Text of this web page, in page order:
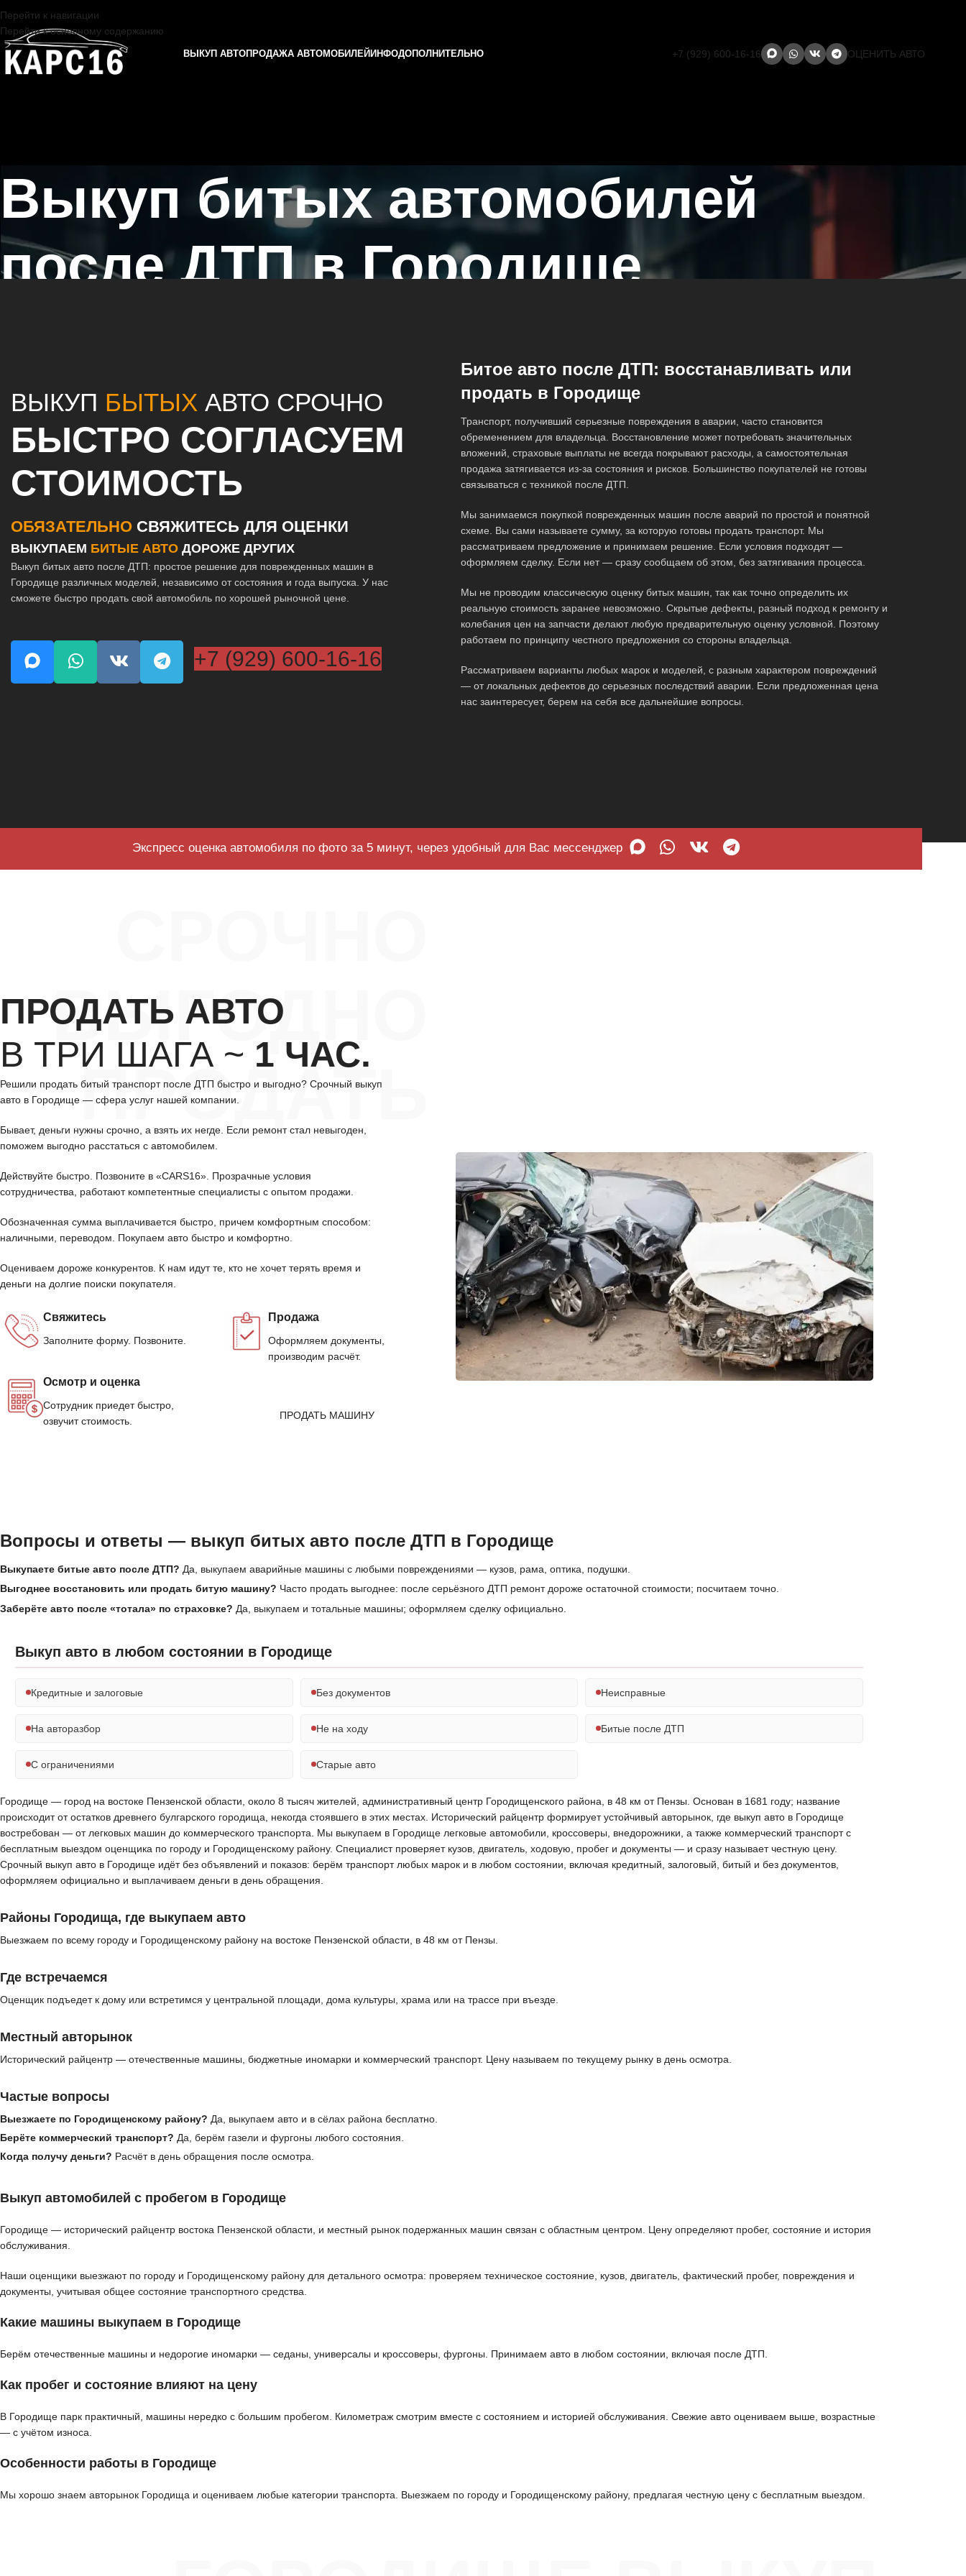
Перейти к навигации
Перейти к основному содержанию
ВЫКУП АВТОПРОДАЖА АВТОМОБИЛЕЙ ИНФОДОПОЛНИТЕЛЬНО +7 (929) 600-16-16 ОЦЕНИТЬ АВТО
Выкуп битых автомобилей
после ДТП в Городище
ВЫКУП БЫТЫХ АВТО СРОЧНО
БЫСТРО СОГЛАСУЕМ
СТОИМОСТЬ
ОБЯЗАТЕЛЬНО СВЯЖИТЕСЬ ДЛЯ ОЦЕНКИ
ВЫКУПАЕМ БИТЫЕ АВТО ДОРОЖЕ ДРУГИХ
Выкуп битых авто после ДТП: простое решение для поврежденных машин в
Городище различных моделей, независимо от состояния и года выпуска. У нас
сможете быстро продать свой автомобиль по хорошей рыночной цене.
+7 (929) 600-16-16
Битое авто после ДТП: восстанавливать или
продать в Городище
Транспорт, получивший серьезные повреждения в аварии, часто становится
обременением для владельца. Восстановление может потребовать значительных
вложений, страховые выплаты не всегда покрывают расходы, а самостоятельная
продажа затягивается из-за состояния и рисков. Большинство покупателей не готовы
связываться с техникой после ДТП.
Мы занимаемся покупкой поврежденных машин после аварий по простой и понятной
схеме. Вы сами называете сумму, за которую готовы продать транспорт. Мы
рассматриваем предложение и принимаем решение. Если условия подходят —
оформляем сделку. Если нет — сразу сообщаем об этом, без затягивания процесса.
Мы не проводим классическую оценку битых машин, так как точно определить их
реальную стоимость заранее невозможно. Скрытые дефекты, разный подход к ремонту и
колебания цен на запчасти делают любую предварительную оценку условной. Поэтому
работаем по принципу честного предложения со стороны владельца.
Рассматриваем варианты любых марок и моделей, с разным характером повреждений
— от локальных дефектов до серьезных последствий аварии. Если предложенная цена
нас заинтересует, берем на себя все дальнейшие вопросы.
Экспресс оценка автомобиля по фото за 5 минут, через удобный для Вас мессенджер
ВЫГОДНО
ПРОДАТЬ
ПРОДАТЬ АВТО
В ТРИ ШАГА ~ 1 ЧАС.
Решили продать битый транспорт после ДТП быстро и выгодно? Срочный выкуп
авто в Городище — сфера услуг нашей компании.
Бывает, деньги нужны срочно, а взять их негде. Если ремонт стал невыгоден,
поможем выгодно расстаться с автомобилем.
Действуйте быстро. Позвоните в «CARS16». Прозрачные условия
сотрудничества, работают компетентные специалисты с опытом продажи.
Обозначенная сумма выплачивается быстро, причем комфортным способом:
наличными, переводом. Покупаем авто быстро и комфортно.
Оцениваем дороже конкурентов. К нам идут те, кто не хочет терять время и
деньги на долгие поиски покупателя.
Свяжитесь
Заполните форму. Позвоните.
Осмотр и оценка
Сотрудник приедет быстро,
озвучит стоимость.
Продажа
Оформляем документы,
производим расчёт.
ПРОДАТЬ МАШИНУ
Вопросы и ответы — выкуп битых авто после ДТП в Городище
Выкупаете битые авто после ДТП? Да, выкупаем аварийные машины с любыми повреждениями — кузов, рама, оптика, подушки.
Выгоднее восстановить или продать битую машину? Часто продать выгоднее: после серьёзного ДТП ремонт дороже остаточной стоимости; посчитаем точно.
Заберёте авто после «тотала» по страховке? Да, выкупаем и тотальные машины; оформляем сделку официально.
Выкуп авто в любом состоянии в Городище
Кредитные и залоговые Без документов Неисправные
На авторазбор Не на ходу Битые после ДТП
С ограничениями Старые авто
Городище — город на востоке Пензенской области, около 8 тысяч жителей, административный центр Городищенского района, в 48 км от Пензы. Основан в 1681 году; название
происходит от остатков древнего булгарского городища, некогда стоявшего в этих местах. Исторический райцентр формирует устойчивый авторынок, где выкуп авто в Городище
востребован — от легковых машин до коммерческого транспорта. Мы выкупаем в Городище легковые автомобили, кроссоверы, внедорожники, а также коммерческий транспорт с
бесплатным выездом оценщика по городу и Городищенскому району. Специалист проверяет кузов, двигатель, ходовую, пробег и документы — и сразу называет честную цену.
Срочный выкуп авто в Городище идёт без объявлений и показов: берём транспорт любых марок и в любом состоянии, включая кредитный, залоговый, битый и без документов,
оформляем официально и выплачиваем деньги в день обращения.
Районы Городища, где выкупаем авто
Выезжаем по всему городу и Городищенскому району на востоке Пензенской области, в 48 км от Пензы.
Где встречаемся
Оценщик подъедет к дому или встретимся у центральной площади, дома культуры, храма или на трассе при въезде.
Местный авторынок
Исторический райцентр — отечественные машины, бюджетные иномарки и коммерческий транспорт. Цену называем по текущему рынку в день осмотра.
Частые вопросы
Выезжаете по Городищенскому району? Да, выкупаем авто и в сёлах района бесплатно.
Берёте коммерческий транспорт? Да, берём газели и фургоны любого состояния.
Когда получу деньги? Расчёт в день обращения после осмотра.
Выкуп автомобилей с пробегом в Городище
Городище — исторический райцентр востока Пензенской области, и местный рынок подержанных машин связан с областным центром. Цену определяют пробег, состояние и история
обслуживания.
Наши оценщики выезжают по городу и Городищенскому району для детального осмотра: проверяем техническое состояние, кузов, двигатель, фактический пробег, повреждения и
документы, учитывая общее состояние транспортного средства.
Какие машины выкупаем в Городище
Берём отечественные машины и недорогие иномарки — седаны, универсалы и кроссоверы, фургоны. Принимаем авто в любом состоянии, включая после ДТП.
Как пробег и состояние влияют на цену
В Городище парк практичный, машины нередко с большим пробегом. Километраж смотрим вместе с состоянием и историей обслуживания. Свежие авто оцениваем выше, возрастные
— с учётом износа.
Особенности работы в Городище
Мы хорошо знаем авторынок Городища и оцениваем любые категории транспорта. Выезжаем по городу и Городищенскому району, предлагая честную цену с бесплатным выездом.